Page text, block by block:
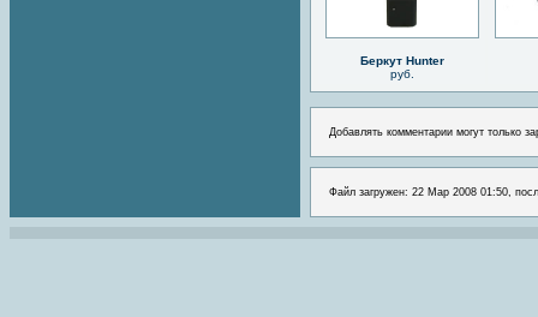
Беркут Hunter
руб.
Добавлять комментарии могут только
Файл загружен: 22 Мар 2008 01:50,